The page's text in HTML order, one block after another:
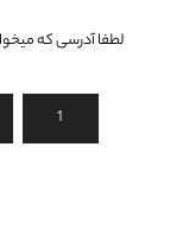
لطفا آدرسی که